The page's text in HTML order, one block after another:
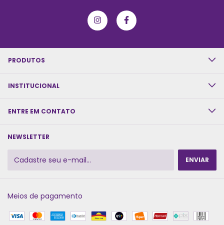
PRODUTOS
INSTITUCIONAL
ENTRE EM CONTATO
NEWSLETTER
Meios de pagamento